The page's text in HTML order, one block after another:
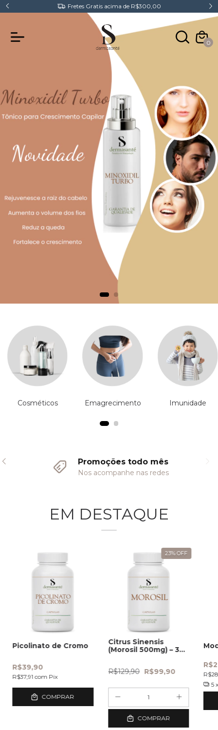
Entrega para todo Brasil
0
Cosméticos Emagrecimento Imunidade
Promoções todo mês
Nos acompanhe nas redes
EM DESTAQUE
Picolinato de Cromo
R$39,90
R$37,91 com Pix
COMPRAR
23%OFF
Citrus Sinensis
(Morosil 500mg) – 30
R$129,90 R$99,90
COMPRAR
5